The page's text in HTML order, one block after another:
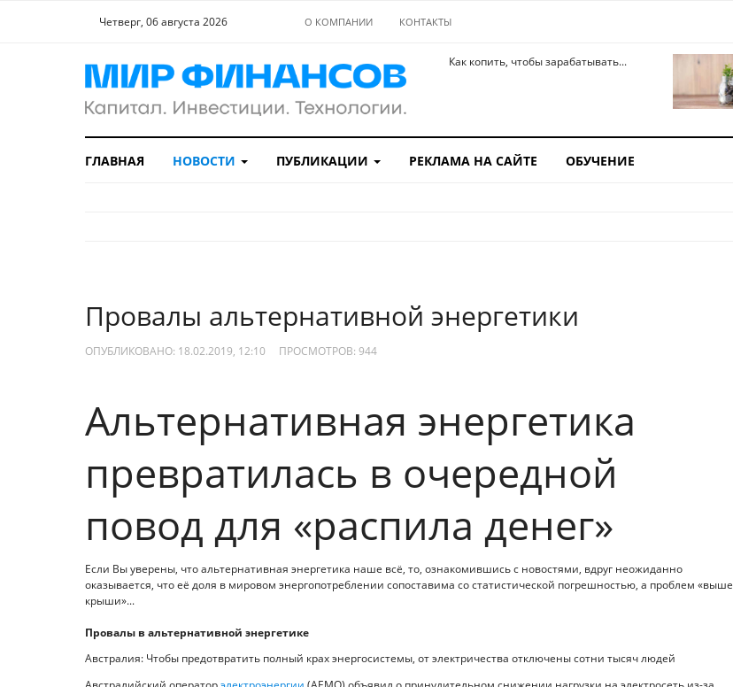
Четверг, 06 августа 2026 О КОМПАНИИ КОНТАКТЫ
Как копить, чтобы зарабатывать...
ГЛАВНАЯ НОВОСТИ ПУБЛИКАЦИИ РЕКЛАМА НА САЙТЕ ОБУЧЕНИЕ
Провалы альтернативной энергетики
ОПУБЛИКОВАНО: 18.02.2019, 12:10 ПРОСМОТРОВ: 944
Альтернативная энергетика
превратилась в очередной
повод для «распила денег»
Если Вы уверены, что альтернативная энергетика наше всё, то, ознакомившись с новостями, вдруг неожиданно
оказывается, что её доля в мировом энергопотреблении сопоставима со статистической погрешностью, а проблем «выше
крыши»...
Провалы в альтернативной энергетике
Австралия: Чтобы предотвратить полный крах энергосистемы, от электричества отключены сотни тысяч людей